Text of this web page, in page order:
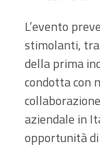
L’evento
stimolanti,
della prima
condotta con
aziendale in
opportunità